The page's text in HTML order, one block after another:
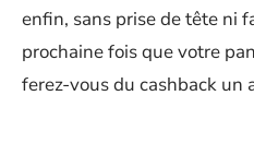
enfin, sans prise de tête ni
prochaine fois que votre
ferez-vous du cashback un